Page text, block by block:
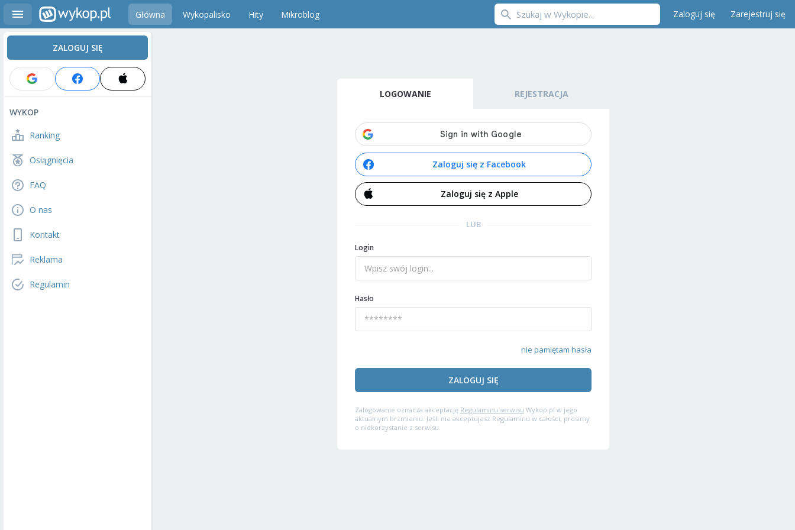
Główna Wykopalisko Hity Mikroblog Zaloguj się Zarejestruj się
ZALOGUJ SIĘ
WYKOP
Ranking
Osiągnięcia
FAQ
O nas
Kontakt
Reklama
Regulamin
LOGOWANIE REJESTRACJA
Zaloguj się z Facebook
Zaloguj się z Apple
LUB
Login
Hasło
nie pamiętam hasła
ZALOGUJ SIĘ
Zalogowanie oznacza akceptację Regulaminu serwisu Wykop.pl w jego
aktualnym brzmieniu. Jeśli nie akceptujesz Regulaminu w całości, prosimy
o niekorzystanie z serwisu.